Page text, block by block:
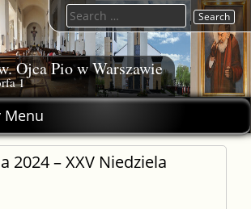
Ojca Pio w Warszawie
1
Menu
Search
for:
2024 – XXV Niedziela